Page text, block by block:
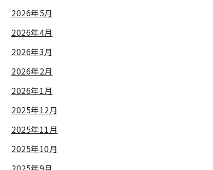
2026年5月
2026年4月
2026年3月
2026年2月
2026年1月
2025年12月
2025年11月
2025年10月